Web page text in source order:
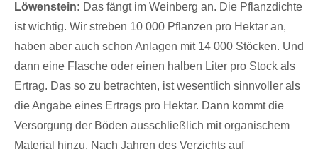
Löwenstein: Das fängt im Weinberg an. Die Pflanzdichte
ist wichtig. Wir streben 10 000 Pflanzen pro Hektar an,
haben aber auch schon Anlagen mit 14 000 Stöcken. Und
dann eine Flasche oder einen halben Liter pro Stock als
Ertrag. Das so zu betrachten, ist wesentlich sinnvoller als
die Angabe eines Ertrags pro Hektar. Dann kommt die
Versorgung der Böden ausschließlich mit organischem
Material hinzu. Nach Jahren des Verzichts auf